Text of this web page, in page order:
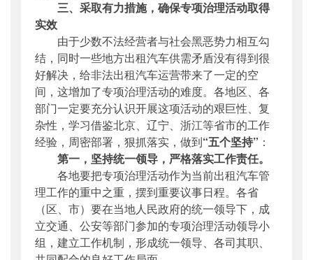
三、采取有力措施，确保专项治理活动取得
实效
由于少数不法经营者与社会黑恶势力相互勾
结，同时一些地方出租汽车供需矛盾没有得到很
好解决，给非法出租汽车运营带来了一定的空
间，这增加了专项治理活动的难度。各地区、各
部门一定要充分认识开展这项活动的艰巨性、复
杂性，学习借鉴北京、辽宁、浙江等省市的工作
经验，周密部署，狠抓落实，做到“五个坚持” ：
第一，坚持统一领导，严格落实工作责任。
各地要把专项治理活动作为当前出租汽车管
理工作的重中之重，摆到重要议事日程。各省
（区、市）要在当地人民政府的统一领导下，成
立交通、公安等部门参加的专项治理活动领导小
组，建立工作机制，形成统一领导、各司其职、